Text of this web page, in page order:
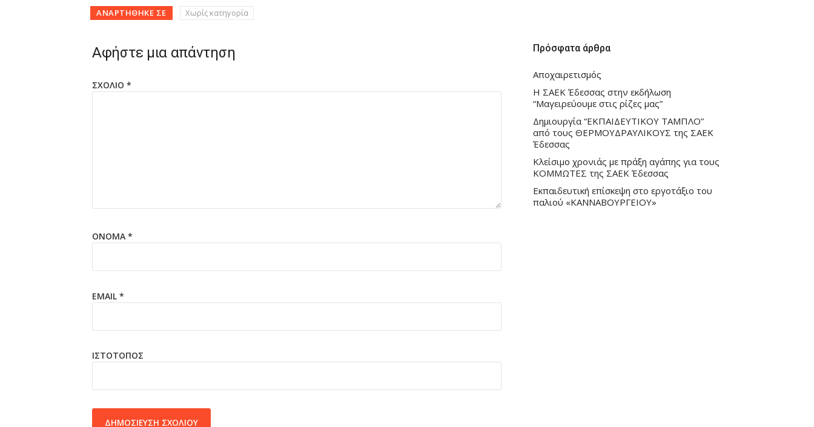
ΑΝΑΡΤΉΘΗΚΕ ΣΕ Χωρίς κατηγορία
Αφήστε μια απάντηση
ΣΧΌΛΙΟ *
ΌΝΟΜΑ *
EMAIL *
ΙΣΤΌΤΟΠΟΣ
Πρόσφατα άρθρα
Αποχαιρετισμός
Η ΣΑΕΚ Έδεσσας στην εκδήλωση
“Μαγειρεύουμε στις ρίζες μας”
Δημιουργία “ΕΚΠΑΙΔΕΥΤΙΚΟΥ ΤΑΜΠΛΟ”
από τους ΘΕΡΜΟΥΔΡΑΥΛΙΚΟΥΣ της ΣΑΕΚ
Έδεσσας
Κλείσιμο χρονιάς με πράξη αγάπης για τους
ΚΟΜΜΩΤΕΣ της ΣΑΕΚ Έδεσσας
Εκπαιδευτική επίσκεψη στο εργοτάξιο του
παλιού «ΚΑΝΝΑΒΟΥΡΓΕΙΟΥ»